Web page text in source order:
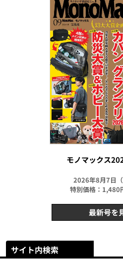
モノマックス
2026年8月7日
特別価格：1,480
最新号を
サイト内検索